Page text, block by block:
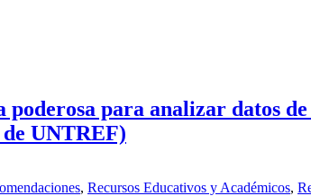
para analizar datos
de UNTREF)
, Recursos Educativos y Académicos,